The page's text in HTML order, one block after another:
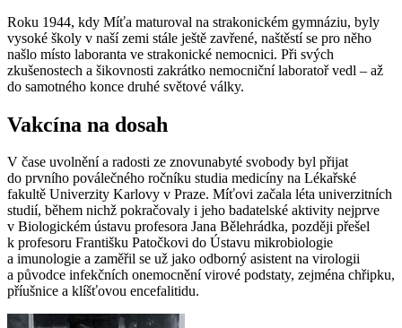
Roku 1944, kdy Míťa maturoval na strakonickém gymnáziu, byly
vysoké školy v naší zemi stále ještě zavřené, naštěstí se pro něho
našlo místo laboranta ve strakonické nemocnici. Při svých
zkušenostech a šikovnosti zakrátko nemocniční laboratoř vedl – až
do samotného konce druhé světové války.
Vakcína na dosah
V čase uvolnění a radosti ze znovunabyté svobody byl přijat
do prvního poválečného ročníku studia medicíny na Lékařské
fakultě Univerzity Karlovy v Praze. Míťovi začala léta univerzitních
studií, během nichž pokračovaly i jeho badatelské aktivity nejprve
v Biologickém ústavu profesora Jana Bělehrádka, později přešel
k profesoru Františku Patočkovi do Ústavu mikrobiologie
a imunologie a zaměřil se už jako odborný asistent na virologii
a původce infekčních onemocnění virové podstaty, zejména chřipku,
příušnice a klíšťovou encefalitidu.